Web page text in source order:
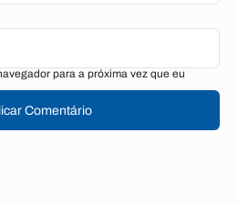
para a próxima vez que eu
Comentário